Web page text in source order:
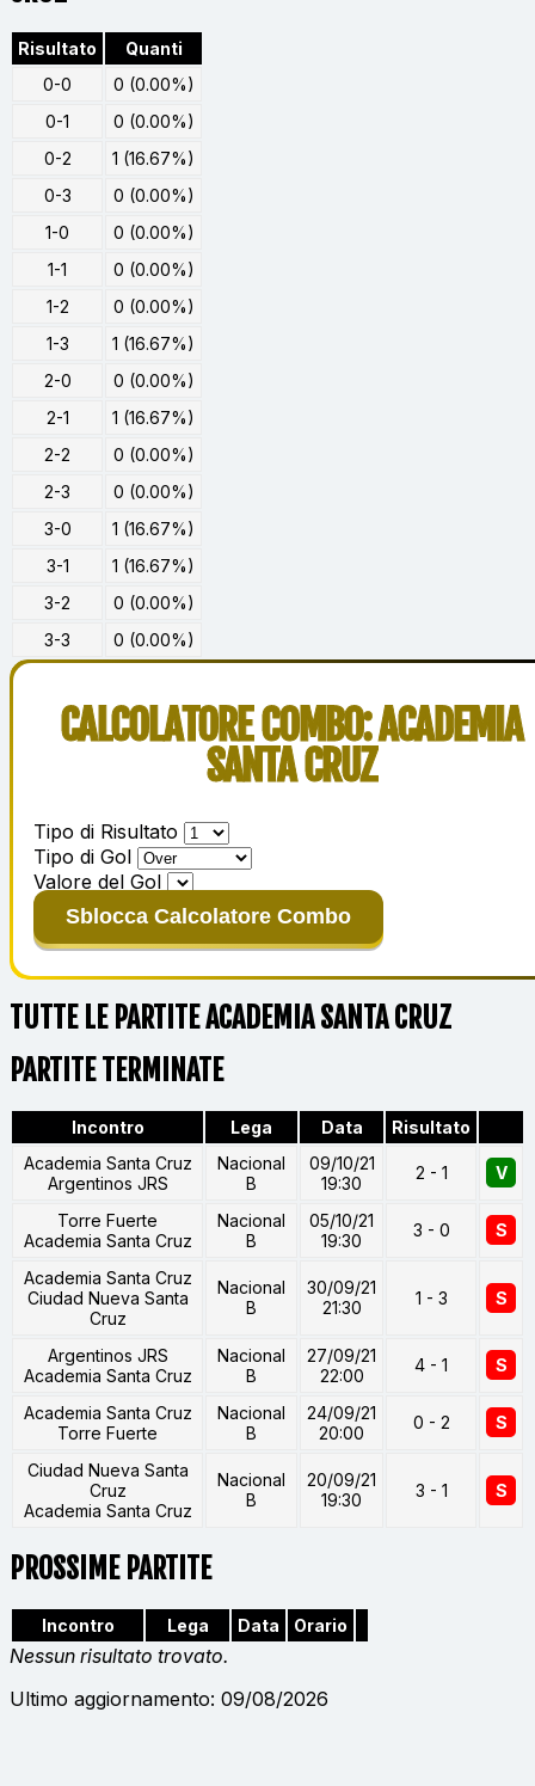
Risultato
Quanti
0-0
0 (0.00%)
0-1
0 (0.00%)
0-2
1 (16.67%)
0-3
0 (0.00%)
1-0
0 (0.00%)
1-1
0 (0.00%)
1-2
0 (0.00%)
1-3
1 (16.67%)
2-0
0 (0.00%)
2-1
1 (16.67%)
2-2
0 (0.00%)
2-3
0 (0.00%)
3-0
1 (16.67%)
3-1
1 (16.67%)
3-2
0 (0.00%)
3-3
0 (0.00%)
CALCOLATORE COMBO: ACADEMIA
SANTA CRUZ
Tipo di Risultato
Tipo di Gol
Valore del Gol
Sblocca Calcolatore Combo
TUTTE LE PARTITE ACADEMIA SANTA CRUZ
PARTITE TERMINATE
Incontro Lega Data
Risultato
Academia Santa Cruz
Argentinos JRS
Nacional
B
09/10/21
19:30
2 - 1 V
Torre Fuerte
Academia Santa Cruz
Nacional
B
05/10/21
19:30
3 - 0 S
Academia Santa Cruz
Ciudad Nueva Santa
Cruz
Nacional
B
30/09/21
21:30
1 - 3 S
Argentinos JRS
Academia Santa Cruz
Nacional
B
27/09/21
22:00
4 - 1 S
Academia Santa Cruz
Torre Fuerte
Nacional
B
24/09/21
20:00
0 - 2 S
Ciudad Nueva Santa
Cruz
Academia Santa Cruz
Nacional
B
20/09/21
19:30
3 - 1 S
PROSSIME PARTITE
Incontro Lega Data Orario
Nessun risultato trovato.
Ultimo aggiornamento: 09/08/2026